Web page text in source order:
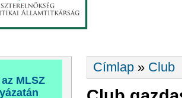
MLSZ
Jelenlegi hely
Címlap » Club